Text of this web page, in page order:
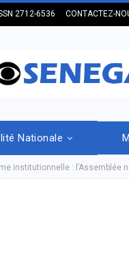
2712-6536 CONTACTEZ-
Nationale
institutionnelle : l’Assemblée